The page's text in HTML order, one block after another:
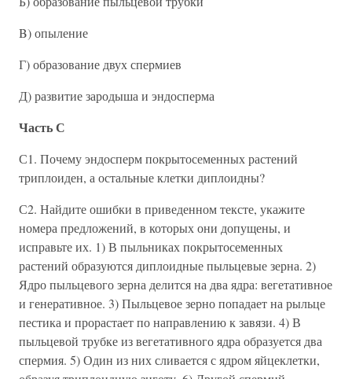
B) опыление
Г) образование двух спермиев
Д) развитие зародыша и эндосперма
Часть С
С1. Почему эндосперм покрытосеменных растений
триплоиден, а остальные клетки диплоидны?
С2. Найдите ошибки в приведенном тексте, укажите
номера предложений, в которых они допущены, и
исправьте их. 1) В пыльниках покрытосеменных
растений образуются диплоидные пыльцевые зерна. 2)
Ядро пыльцевого зерна делится на два ядра: вегетативное
и генеративное. 3) Пыльцевое зерно попадает на рыльце
пестика и прорастает по направлению к завязи. 4) В
пыльцевой трубке из вегетативного ядра образуется два
спермия. 5) Один из них сливается с ядром яйцеклетки,